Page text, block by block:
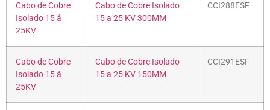
Cabo de Cobre
Isolado 15 á
25KV
Cabo de Cobre Isolado
15 a 25 KV 300MM
CCI288ESF
Cabo de Cobre
Isolado 15 á
25KV
Cabo de Cobre Isolado
15 a 25 KV 150MM
CCI291ESF